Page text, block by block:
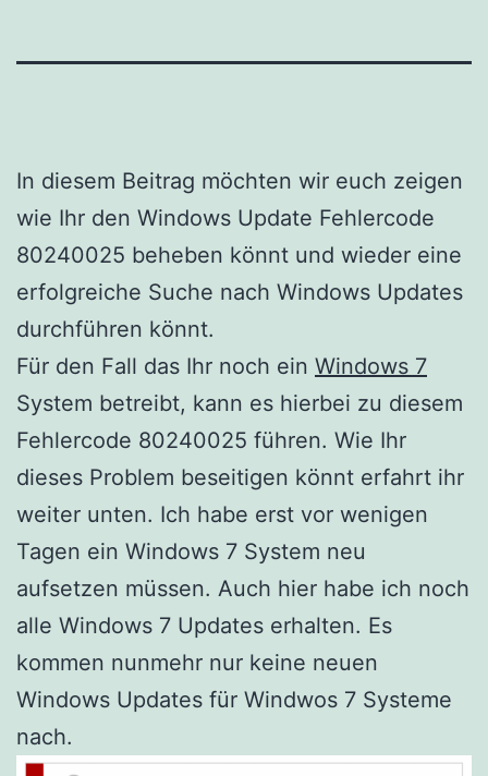
In diesem Beitrag möchten wir euch zeigen
wie Ihr den Windows Update Fehlercode
80240025 beheben könnt und wieder eine
erfolgreiche Suche nach Windows Updates
durchführen könnt.
Für den Fall das Ihr noch ein Windows 7
System betreibt, kann es hierbei zu diesem
Fehlercode 80240025 führen. Wie Ihr
dieses Problem beseitigen könnt erfahrt ihr
weiter unten. Ich habe erst vor wenigen
Tagen ein Windows 7 System neu
aufsetzen müssen. Auch hier habe ich noch
alle Windows 7 Updates erhalten. Es
kommen nunmehr nur keine neuen
Windows Updates für Windwos 7 Systeme
nach.